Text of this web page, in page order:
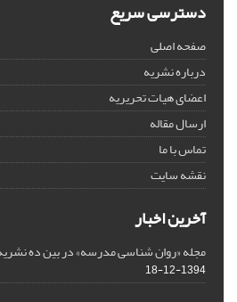
دسترسی سریع
صفحه اصلی
درباره نشریه
اعضای هیات تحریریه
ارسال مقاله
تماس با ما
نقشه سایت
آخرین اخبار
مجله «روان شناسی مدرسه» در بین ده
1394-12-18